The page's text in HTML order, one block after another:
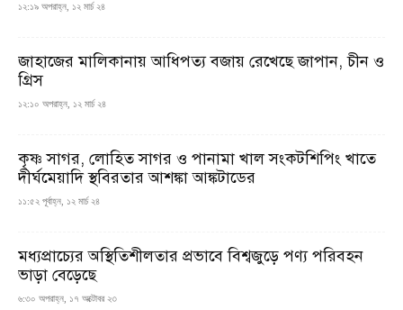
১২:১৯ অপরাহ্ন, ১২ মার্চ ২৪
জাহাজের মালিকানায় আধিপত্য বজায় রেখেছে জাপান, চীন ও
গ্রিস
১২:১০ অপরাহ্ন, ১২ মার্চ ২৪
কৃষ্ণ সাগর, লোহিত সাগর ও পানামা খাল সংকটশিপিং খাতে
দীর্ঘমেয়াদি স্থবিরতার আশঙ্কা আঙ্কটাডের
১১:৫২ পূর্বাহ্ন, ১২ মার্চ ২৪
মধ্যপ্রাচ্যের অস্থিতিশীলতার প্রভাবে বিশ্বজুড়ে পণ্য পরিবহন
ভাড়া বেড়েছে
৬:৩০ অপরাহ্ন, ১৭ অক্টোবর ২৩